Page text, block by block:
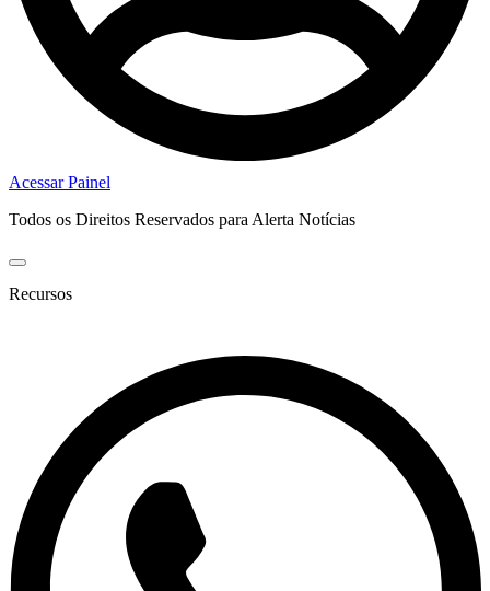
Acessar Painel
Todos os Direitos Reservados para Alerta Notícias
Recursos